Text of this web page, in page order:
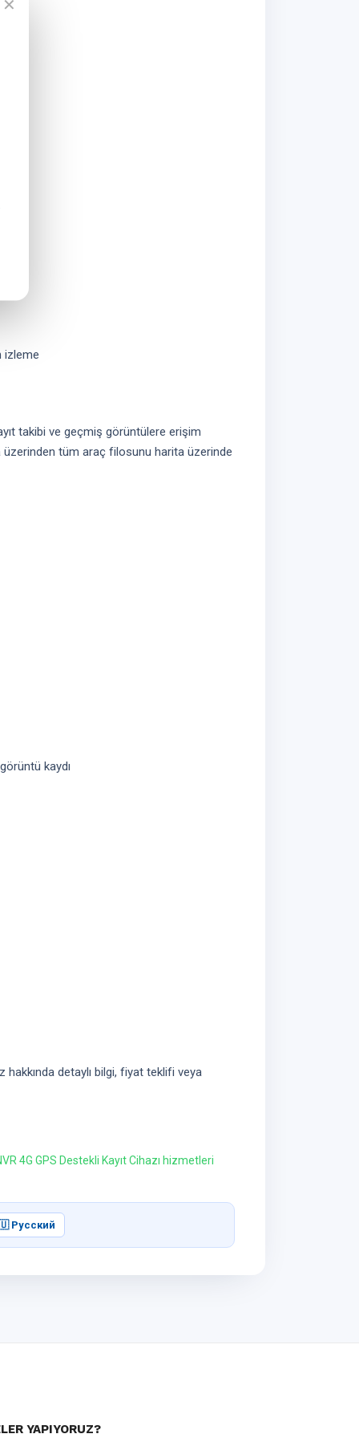
izleme
takibi ve geçmiş görüntülere erişim
üzerinden tüm araç filosunu harita üzerinde
kaydı
detaylı bilgi, fiyat teklifi veya
4G GPS Destekli Kayıt Cihazı hizmetleri
Русский
YAPIYORUZ?
✕